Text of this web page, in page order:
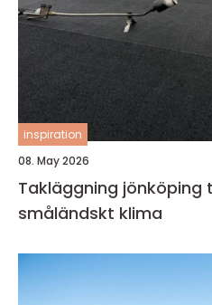
inspiration
08. May 2026
Takläggning jönköping trygga tak för
småländskt klima